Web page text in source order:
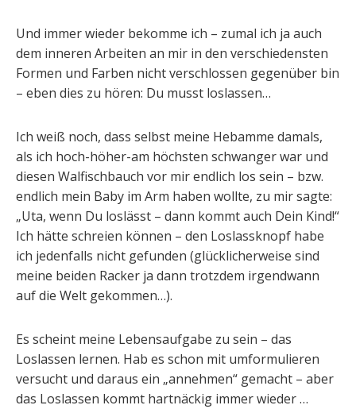
Und immer wieder bekomme ich – zumal ich ja auch
dem inneren Arbeiten an mir in den verschiedensten
Formen und Farben nicht verschlossen gegenüber bin
– eben dies zu hören: Du musst loslassen…
Ich weiß noch, dass selbst meine Hebamme damals,
als ich hoch-höher-am höchsten schwanger war und
diesen Walfischbauch vor mir endlich los sein – bzw.
endlich mein Baby im Arm haben wollte, zu mir sagte:
„Uta, wenn Du loslässt – dann kommt auch Dein Kind!“
Ich hätte schreien können – den Loslassknopf habe
ich jedenfalls nicht gefunden (glücklicherweise sind
meine beiden Racker ja dann trotzdem irgendwann
auf die Welt gekommen…).
Es scheint meine Lebensaufgabe zu sein – das
Loslassen lernen. Hab es schon mit umformulieren
versucht und daraus ein „annehmen“ gemacht – aber
das Loslassen kommt hartnäckig immer wieder …